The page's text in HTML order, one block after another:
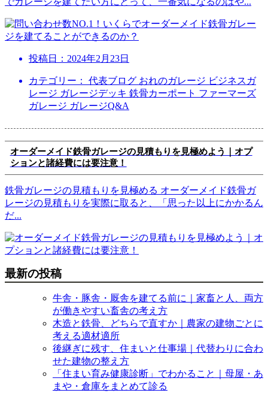
投稿日： 2024年2月23日
カテゴリー： 代表ブログ おれのガレージ ビジネスガ
レージ ガレージデッキ 鉄骨カーポート ファーマーズ
ガレージ ガレージQ&A
オーダーメイド鉄骨ガレージの見積もりを見極めよう｜オプ
ションと諸経費には要注意！
鉄骨ガレージの見積もりを見極める オーダーメイド鉄骨ガ
レージの見積もりを実際に取ると、「思った以上にかかるん
だ...
最新の投稿
牛舎・豚舎・厩舎を建てる前に｜家畜と人、両方
が働きやすい畜舎の考え方
木造と鉄骨、どちらで直すか｜農家の建物ごとに
考える適材適所
後継ぎに残す、住まいと仕事場｜代替わりに合わ
せた建物の整え方
「住まい育み健康診断」でわかること｜母屋・あ
まや・倉庫をまとめて診る